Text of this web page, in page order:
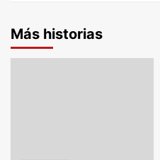
Más historias